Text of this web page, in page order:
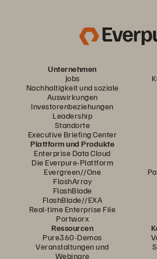
Unternehmen
Jobs
Nachhaltigkeit und soziale
Auswirkungen
Investorenbeziehungen
Leadership
Standorte
Executive Briefing Center
Plattform und Produkte
Enterprise Data Cloud
Die Everpure-Plattform
Evergreen//One
FlashArray
FlashBlade
FlashBlade//EXA
Real-time Enterprise File
Portworx
Ressourcen
Pure360-Demos
Veranstaltungen und
Webinare